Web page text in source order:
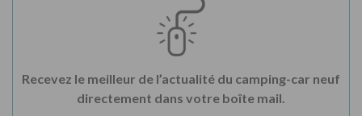
Recevez le meilleur de l’actualité du camping-car neuf
directement dans votre boîte mail.